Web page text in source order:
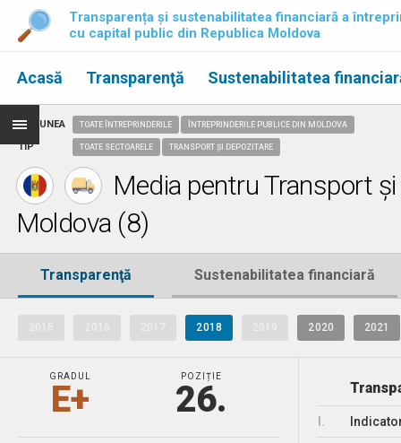
Transparența și sustenabilitatea financiară a
cu capital public din Republica Moldova
Acasă Transparenţă Sustenabilitatea
REGIUNEA
TIP
TOATE ÎNTREPRINDERILE ÎNTREPRINDERILE PUBLICE DIN MOLDOVA
TOATE SECTOARELE TRANSPORT ȘI DEPOZITARE
Media pentru Transport
Moldova (8)
Transparenţă Sustenabilitatea financiară
2018 2020 2021
GRADUL
E+
POZIȚIE
26.